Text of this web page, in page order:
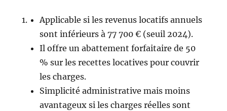
Applicable si les revenus locatifs annuels
sont inférieurs à 77 700 € (seuil 2024).
Il offre un abattement forfaitaire de 50
% sur les recettes locatives pour couvrir
les charges.
Simplicité administrative mais moins
avantageux si les charges réelles sont